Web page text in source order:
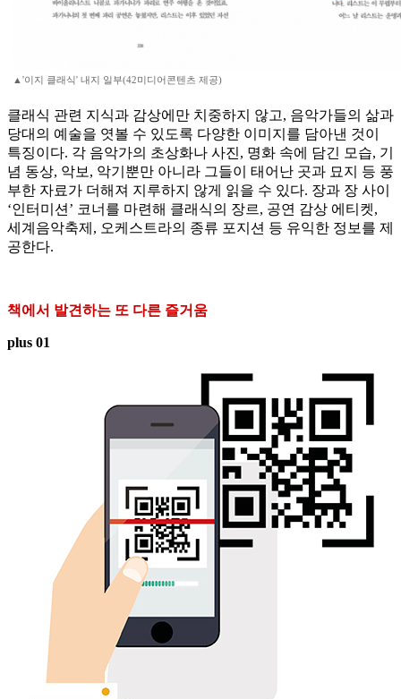
▲'이지 클래식' 내지 일부(42미디어콘텐츠 제공)
클래식 관련 지식과 감상에만 치중하지 않고, 음악가들의 삶과
당대의 예술을 엿볼 수 있도록 다양한 이미지를 담아낸 것이
특징이다. 각 음악가의 초상화나 사진, 명화 속에 담긴 모습, 기
념 동상, 악보, 악기뿐만 아니라 그들이 태어난 곳과 묘지 등 풍
부한 자료가 더해져 지루하지 않게 읽을 수 있다. 장과 장 사이
‘인터미션’ 코너를 마련해 클래식의 장르, 공연 감상 에티켓,
세계음악축제, 오케스트라의 종류 포지션 등 유익한 정보를 제
공한다.
책에서 발견하는 또 다른 즐거움
plus 01